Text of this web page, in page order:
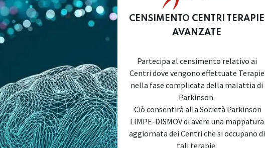
CENSIMENTO CENTRI TERAPIE
AVANZATE
Partecipa al censimento relativo ai
Centri dove vengono effettuate Terapie
nella fase complicata della malattia di
Parkinson.
Ciò consentirà alla Società Parkinson
LIMPE-DISMOV di avere una mappatura
aggiornata dei Centri che si occupano di
tali terapie.